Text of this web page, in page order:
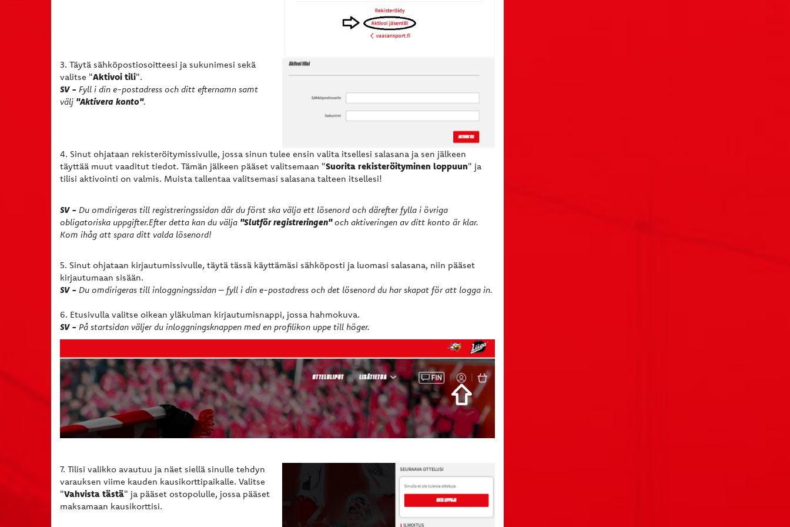
3. Täytä sähköpostiosoitteesi ja sukunimesi sekä
valitse "Aktivoi tili".
SV - Fyll i din e-postadress och ditt efternamn samt
välj "Aktivera konto".
4. Sinut ohjataan rekisteröitymissivulle, jossa sinun tulee ensin valita itsellesi salasana ja sen jälkeen
täyttää muut vaaditut tiedot. Tämän jälkeen pääset valitsemaan "Suorita rekisteröityminen loppuun" ja
tilisi aktivointi on valmis. Muista tallentaa valitsemasi salasana talteen itsellesi!
SV - Du omdirigeras till registreringssidan där du först ska välja ett lösenord och därefter fylla i övriga
obligatoriska uppgifter.Efter detta kan du välja "Slutför registreringen"och aktiveringen av ditt konto är klar.
Kom ihåg att spara ditt valda lösenord!
5. Sinut ohjataan kirjautumissivulle, täytä tässä käyttämäsi sähköposti ja luomasi salasana, niin pääset
kirjautumaan sisään.
SV - Du omdirigeras till inloggningssidan – fyll i din e-postadress och det lösenord du har skapat för att logga in.
6. Etusivulla valitse oikean yläkulman kirjautumisnappi, jossa hahmokuva.
SV - På startsidan väljer du inloggningsknappen med en profilikon uppe till höger.
7. Tilisi valikko avautuu ja näet siellä sinulle tehdyn
varauksen viime kauden kausikorttipaikalle. Valitse
"Vahvista tästä" ja pääset ostopolulle, jossa pääset
maksamaan kausikorttisi.